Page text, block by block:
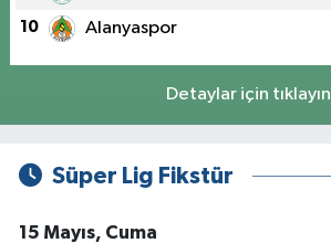
10 Alanyaspor
Detaylar için tıklayın
Süper Lig Fikstür
15 Mayıs, Cuma